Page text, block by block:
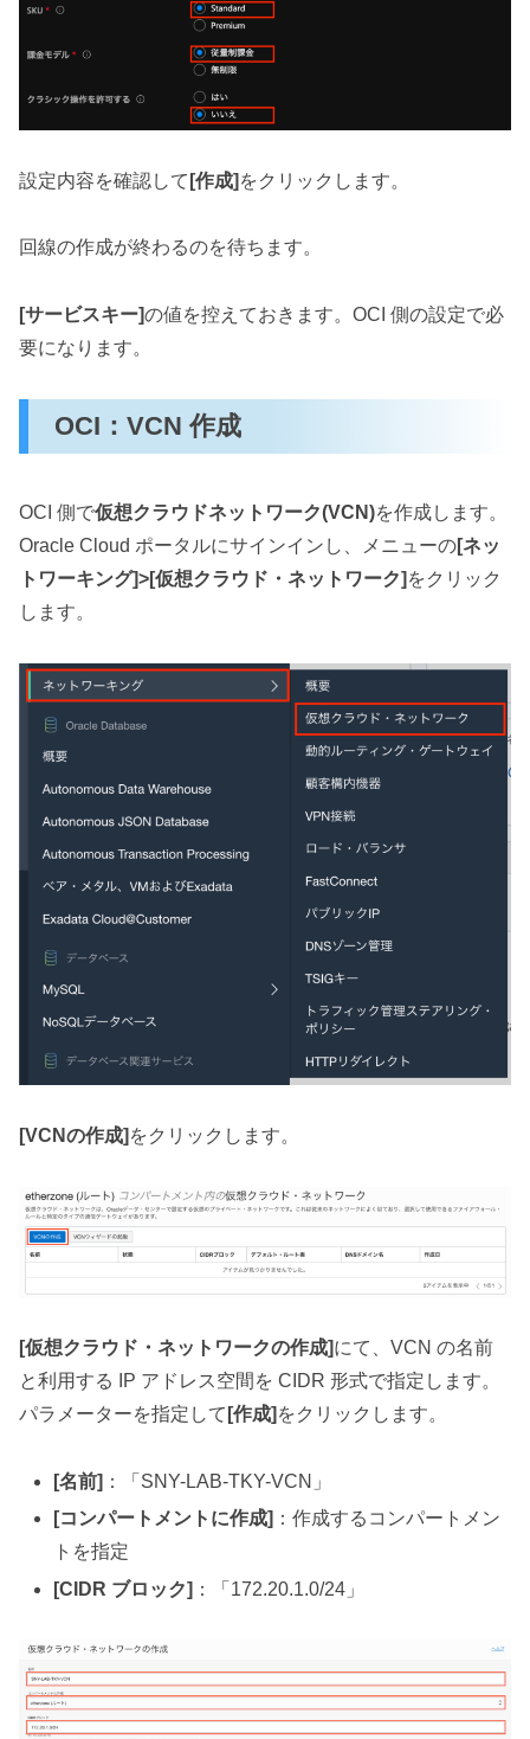
設定内容を確認して [作成] をクリックします。
回線の作成が終わるのを待ちます。
[サービスキー]の値を控えておきます。OCI 側の設定で必
要になります。
OCI：VCN 作成
OCI 側で仮想クラウドネットワーク(VCN)を作成します。
Oracle Cloud ポータルにサインインし、メニューの[ネッ
トワーキング]>[仮想クラウド・ネットワーク] をクリック
します。
[VCNの作成] をクリックします。
[仮想クラウド・ネットワークの作成]にて、VCN の名前
と利用する IP アドレス空間を CIDR 形式で指定します。
パラメーターを指定して [作成] をクリックします。
[名前] ：「SNY-LAB-TKY-VCN」
[コンパートメントに作成] ：作成するコンパートメン
トを指定
[CIDR ブロック] ：「172.20.1.0/24」